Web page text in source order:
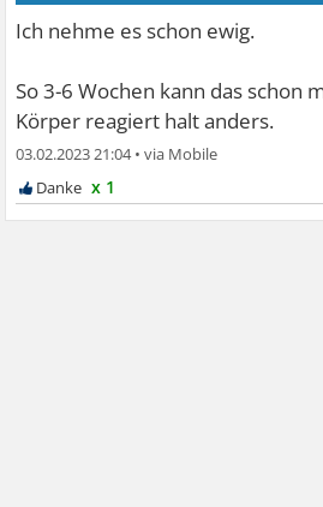
Ich nehme es schon ewig.
So 3-6 Wochen kann das schon
Körper reagiert halt anders.
03.02.2023 21:04•
x 1